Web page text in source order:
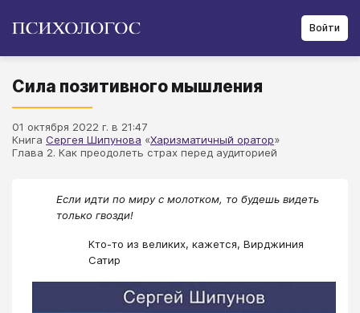
Войти
Сила позитивного мышления
01 октября 2022 г. в 21:47
Книга Сергея Шипунова «Харизматичный оратор»
Глава 2. Как преодолеть страх перед аудиторией
Если идти по миру с молотком, то будешь видеть
только гвозди!
Кто-то из великих, кажется, Вирджиния
Сатир